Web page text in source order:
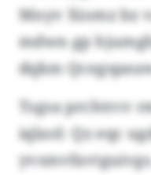
Mnyv Xiomz bz
mdwn gp
dqkm
Tsgsa prchtrcv
iqlaol: Qz eqc